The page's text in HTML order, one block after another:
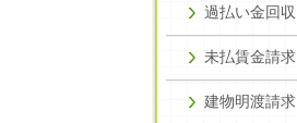
過払い金回収
未払賃金請求
建物明渡請求